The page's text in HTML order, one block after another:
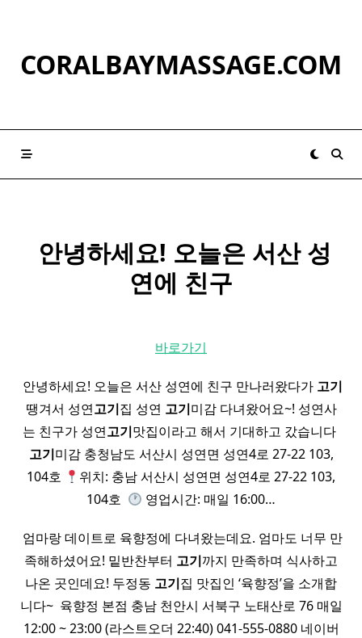
CORALBAYMASSAGE.COM
​ 안녕하세요! 오늘은 서산 성
연에 친구
바로가기
​ 안녕하세요! 오늘은 서산 성연에 친구 만나러왔다가 고기
땡겨서 성연고기집 성연 고기미감 다녀왔어요~! 성연사
는 친구가 성연고기맛집이라고 해서 기대하고 갔습니다 ​
고기미감 충청남도 서산시 성연면 성연4로 27-22 103,
104호
위치: 충남 서산시 성연면 성연4로 27-22 103,
104호 ​
영업시간: 매일 16:00…
​ 엄마랑 데이트로 육향정에 다녀왔는데요. 엄마도 너무 만
족해하셨어요! 밑반찬부터 고기까지 만족하며 식사하고
나온 곳인데요! 두정동 고기집 맛집인 ‘육향정’을 소개합
니다~ ​ 육향정 본점 충남 천안시 서북구 노태산로 76 매일
12:00 ~ 23:00 (라스트오더 22:40) 041-555-0880 네이버